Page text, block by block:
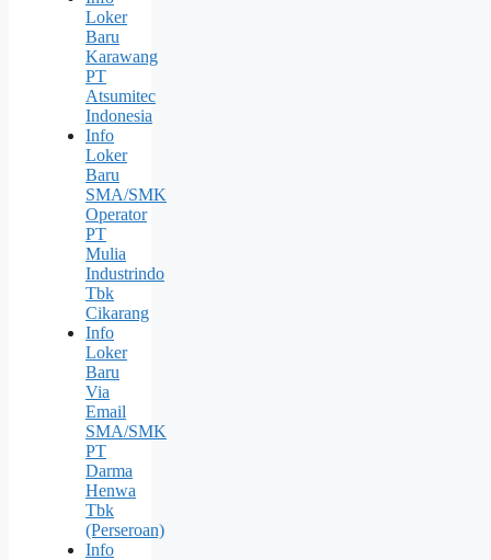
Loker
Baru
Karawang
PT
Atsumitec
Indonesia
Info
Loker
Baru
SMA/SMK
Operator
PT
Mulia
Industrindo
Tbk
Cikarang
Info
Loker
Baru
Via
Email
SMA/SMK
PT
Darma
Henwa
Tbk
(Perseroan)
Info